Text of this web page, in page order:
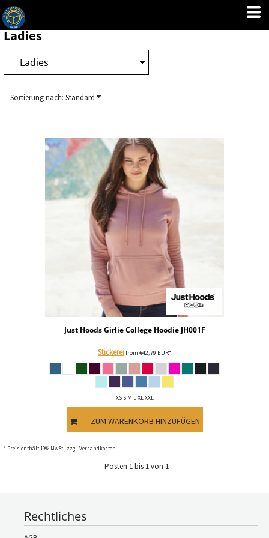
Ladies
Sortierung nach: Standard
Just Hoods Girlie College Hoodie JH001F
Stickereifrom €42,79 EUR*
XS S M L XL XXL
ZUM WARENKORB HINZUFÜGEN
* Preis enthält 19% MwSt., zzgl. Versandkosten
Posten 1 bis 1 von 1
Rechtliches
Standard
Preis: niedrigster zuerst
Preis: höchster zuerst
Erstelldatum